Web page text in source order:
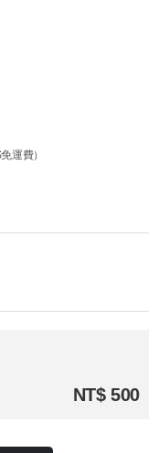
運費）
NT$ 500